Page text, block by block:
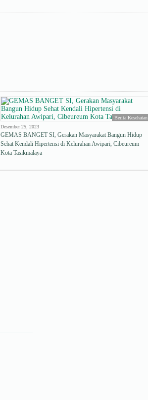
Berita Kesehatan
Desember 25, 2023
GEMAS BANGET SI, Gerakan Masyarakat Bangun Hidup
Sehat Kendali Hipertensi di Kelurahan Awipari, Cibeureum
Kota Tasikmalaya